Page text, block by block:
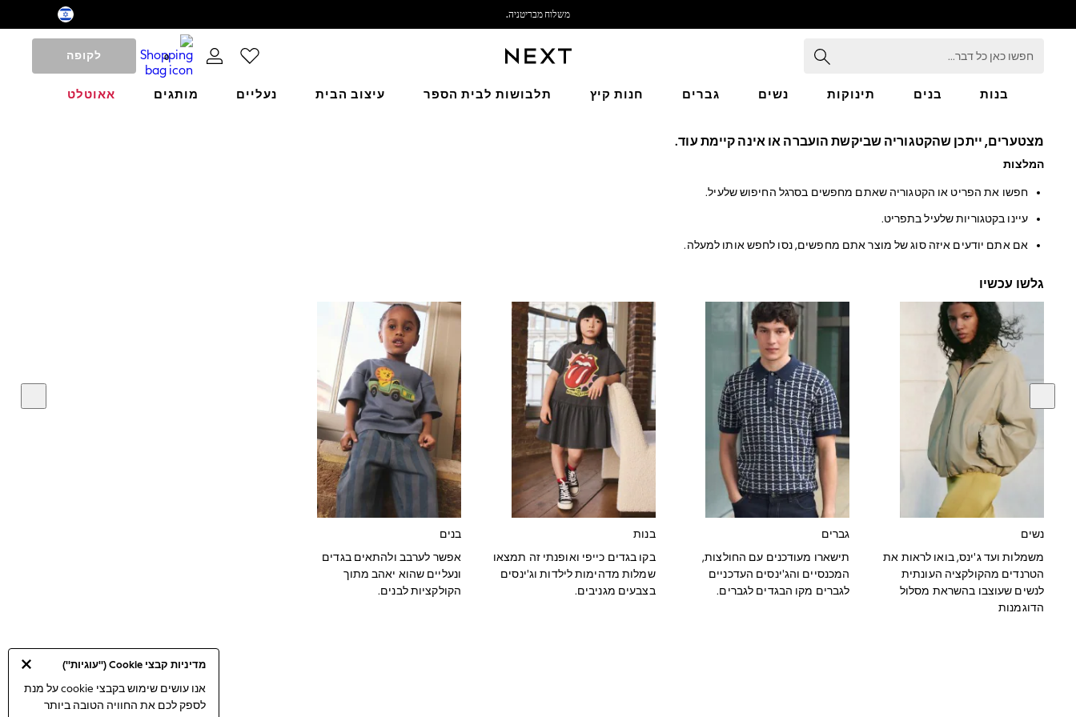
משלוח מבריטניה.
כאן
0 לקופה
בנות בנים תינוקות נשים גברים חנות קיץ תלבושות לבית הספר עיצוב הבית נעליים מותגים אאוטלט
מדיניות קבצי Cookie ("עוגיות")
אנו עושים שימוש בקבצי cookie על מנת
לספק לכם את החוויה הטובה ביותר
New in
50 - 92cm
116 - 134cm
152 - 164cm
166 - 168cm
All Clothing
Bodysuits & Vests
Coats & Jackets
Dresses
Jeans
Jumpsuits & Playsuits
Knitwear
Loungewear
Nightwear & Pyjamas
Pants & Leggings
Occasion & Party
Schoolwear
Sets & Outfits
Shirts & Blouses
Shorts & Skirts
Sportswear
Sweatshirts & Hoodies
Tracksuits
The Pink Edit
Fruit Prints
Holiday Shop
מצטערים, ייתכן שהקטגוריה שביקשת הועברה או אינה קיימת עוד.
המלצות
חפשו את הפריט או הקטגוריה שאתם מחפשים בסרגל החיפוש שלעיל.
עיינו בקטגוריות שלעיל בתפריט.
אם אתם יודעים איזה סוג של מוצר אתם מחפשים, נסו לחפש אותו למעלה.
גלשו עכשיו
נשים
משמלות ועד ג'ינס, בואו לראות את
הטרנדים מהקולקציה העונתית
לנשים שעוצבו בהשראת מסלול
הדוגמנות
גברים
תישארו מעודכנים עם החולצות,
המכנסיים והג'ינסים העדכניים
לגברים מקו הבגדים לגברים.
בנות
בקו בגדים כייפי ואופנתי זה תמצאו
שמלות מדהימות לילדות וג'ינסים
בצבעים מגניבים.
בנים
אפשר לערבב ולהתאים בגדים
ונעליים שהוא יאהב מתוך
הקולקציות לבנים.